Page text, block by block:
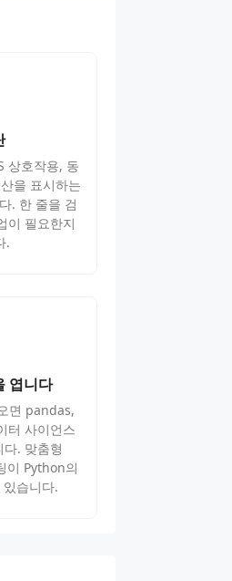
상호작용, 동
을 표시하는
. 한 줄을 검
이 필요한지
.
엽니다
면 pandas,
터 사이언스
. 맞춤형
이 Python의
습니다.